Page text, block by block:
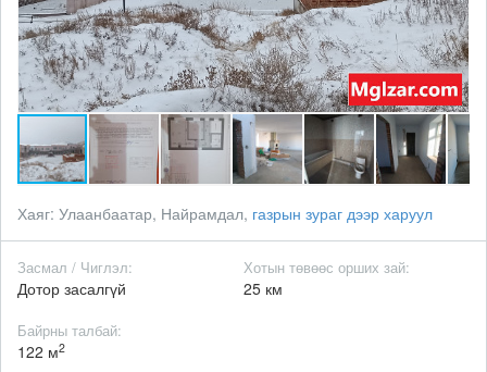
Хаяг: Улаанбаатар, Найрамдал, газрын зураг дээр харуул
Засмал / Чиглэл:
Дотор засалгүй
Хотын төвөөс орших зай:
25 км
Байрны талбай:
122 м2